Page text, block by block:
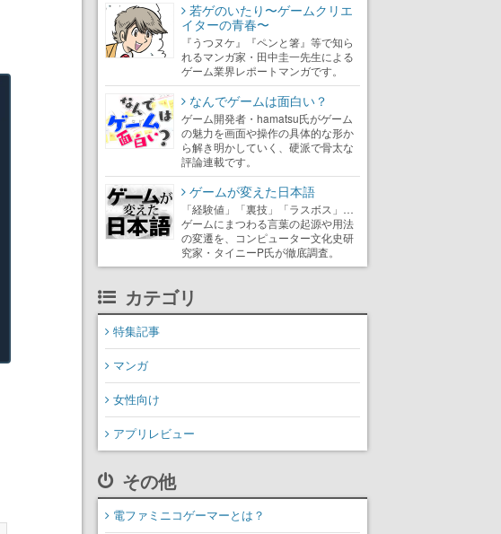
若ゲのいたり〜ゲームクリエ
イターの青春〜
『うつヌケ』『ペンと箸』等で知ら
れるマンガ家・田中圭一先生による
ゲーム業界レポートマンガです。
なんでゲームは面白い？
ゲーム開発者・hamatsu氏がゲーム
の魅力を画面や操作の具体的な形か
ら解き明かしていく、硬派で骨太な
評論連載です。
ゲームが変えた日本語
「経験値」「裏技」「ラスボス」…
ゲームにまつわる言葉の起源や用法
の変遷を、コンピューター文化史研
究家・タイニーP氏が徹底調査。
カテゴリ
特集記事
マンガ
女性向け
アプリレビュー
その他
電ファミニコゲーマーとは？